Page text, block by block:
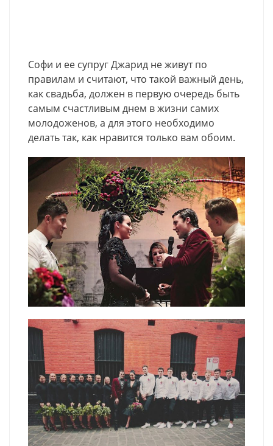
Cофи и ее супруг Джарид не живут по
правилам и считают, что такой важный день,
как свадьба, должен в первую очередь быть
самым счастливым днем в жизни самих
молодоженов, а для этого необходимо
делать так, как нравится только вам обоим.